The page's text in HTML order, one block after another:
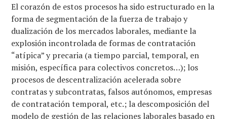
El corazón de estos procesos ha sido estructurado en la
forma de segmentación de la fuerza de trabajo y
dualización de los mercados laborales, mediante la
explosión incontrolada de formas de contratación
“atípica” y precaria (a tiempo parcial, temporal, en
misión, específica para colectivos concretos…); los
procesos de descentralización acelerada sobre
contratas y subcontratas, falsos autónomos, empresas
de contratación temporal, etc.; la descomposición del
modelo de gestión de las relaciones laborales basado en